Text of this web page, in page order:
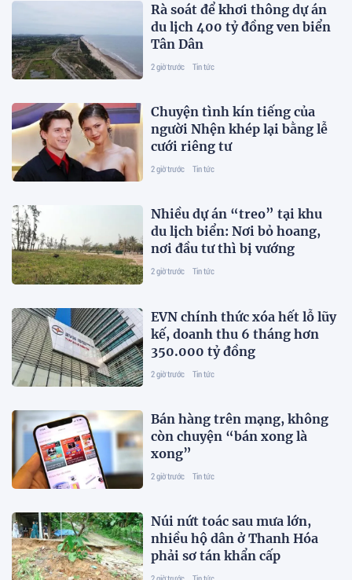
Rà soát để khơi thông dự án
du lịch 400 tỷ đồng ven biển
Tân Dân
2 giờ trước Tin tức
Chuyện tình kín tiếng của
người Nhện khép lại bằng lễ
cưới riêng tư
2 giờ trước Tin tức
Nhiều dự án “treo” tại khu
du lịch biển: Nơi bỏ hoang,
nơi đầu tư thì bị vướng
2 giờ trước Tin tức
EVN chính thức xóa hết lỗ lũy
kế, doanh thu 6 tháng hơn
350.000 tỷ đồng
2 giờ trước Tin tức
Bán hàng trên mạng, không
còn chuyện “bán xong là
xong”
2 giờ trước Tin tức
Núi nứt toác sau mưa lớn,
nhiều hộ dân ở Thanh Hóa
phải sơ tán khẩn cấp